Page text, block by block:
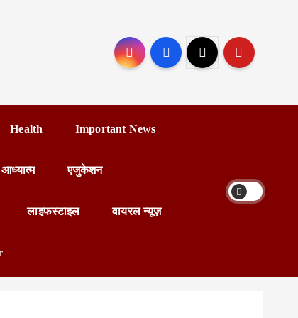
Health Important News
आध्यात्म एजुकेशन
लाइफस्टाइल वायरल न्यूज़